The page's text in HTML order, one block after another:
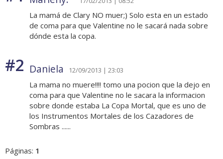
La mamá de Clary NO muer;) Solo esta en un estado
de coma para que Valentine no le sacará nada sobre
dónde esta la copa.
#2 Daniela 12/09/2013 | 23:03
La mama no muere!!!! tomo una pocion que la dejo en
coma para que Valentine no le sacara la informacion
sobre donde estaba La Copa Mortal, que es uno de
los Instrumentos Mortales de los Cazadores de
Sombras ......
Páginas: 1